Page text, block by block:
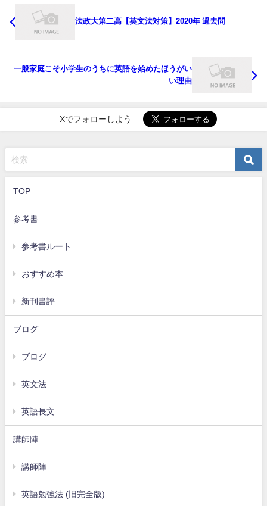
法政大第二高【英文法対策】2020年 過去問
一般家庭こそ小学生のうちに英語を始めたほうがい
い理由
Xでフォローしよう
TOP
参考書
参考書ルート
おすすめ本
新刊書評
ブログ
ブログ
英文法
英語長文
講師陣
講師陣
英語勉強法 (旧完全版)